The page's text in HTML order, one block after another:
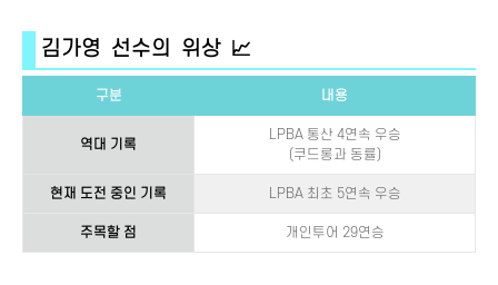
김가영 선수의 위상 📈
구분 내용
역대 기록
LPBA 통산 4연속 우승
(쿠드롱과 동률)
현재 도전 중인 기록 LPBA 최초 5연속 우승
주목할 점 개인투어 29연승